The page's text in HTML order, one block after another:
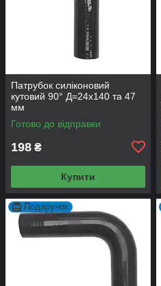
Патрубок силіконовий
кутовий 90° Д=24х140 та 47
мм
Готово до відправки
198 ₴
Купити
Подарунок